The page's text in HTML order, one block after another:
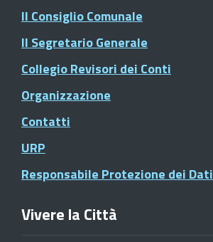
Il Consiglio Comunale
Il Segretario Generale
Collegio Revisori dei Conti
Organizzazione
Contatti
URP
Responsabile Protezione dei Dati
Vivere la Città